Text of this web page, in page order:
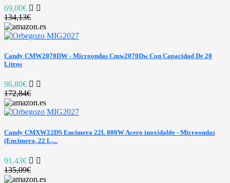
69,00€
134,13€
Candy CMW2070DW - Microondas Cmw2070Dw Con Capacidad De 20
Litros
96,80€
172,84€
Candy CMXW22DS Encimera 22L 800W Acero inoxidable - Microondas
(Encimera, 22 L,...
91,43€
135,09€